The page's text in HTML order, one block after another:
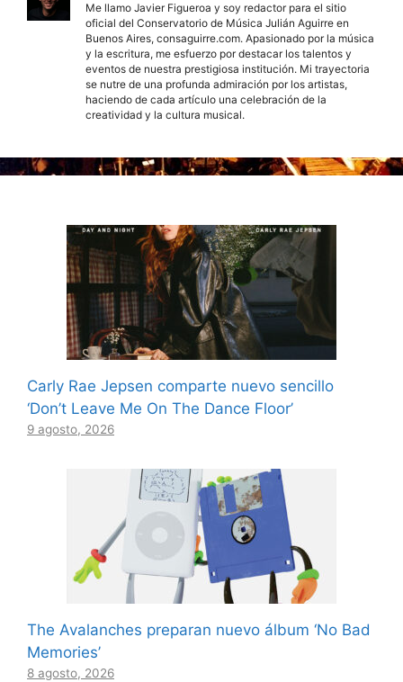
Me llamo Javier Figueroa y soy redactor para el sitio
oficial del Conservatorio de Música Julián Aguirre en
Buenos Aires, consaguirre.com. Apasionado por la música
y la escritura, me esfuerzo por destacar los talentos y
eventos de nuestra prestigiosa institución. Mi trayectoria
se nutre de una profunda admiración por los artistas,
haciendo de cada artículo una celebración de la
creatividad y la cultura musical.
Carly Rae Jepsen comparte nuevo sencillo
‘Don’t Leave Me On The Dance Floor’
9 agosto, 2026
The Avalanches preparan nuevo álbum ‘No Bad
Memories’
8 agosto, 2026